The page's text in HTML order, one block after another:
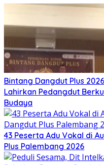
Bintang Dangdut Plus
Lahirkan Pedangdut
Budaya
43 Peserta Adu Vokal di
Plus Palembang 2026